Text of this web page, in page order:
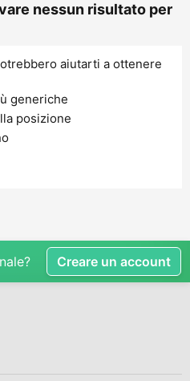
nessun risultato per
aiutarti a ottenere
generiche
posizione
Creare un account